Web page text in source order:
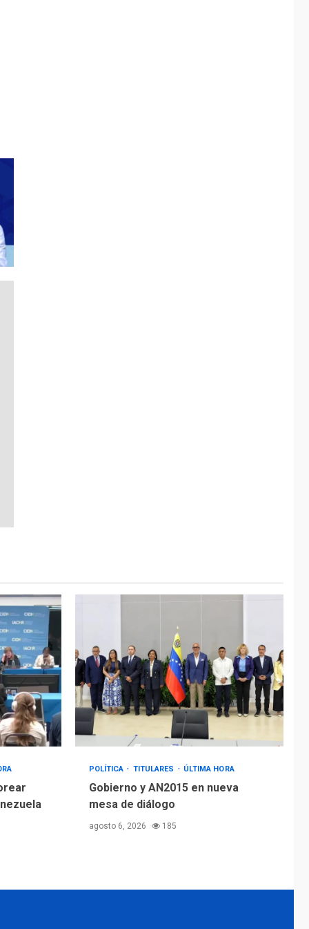
POLÍTICA TITULARES ÚLTIMA HORA
Gobierno y AN2015 en nueva
mesa de diálogo
agosto 6, 2026 185